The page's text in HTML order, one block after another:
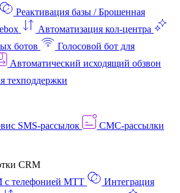
Реактивация базы / Брошенная
Автоматизация кол‑центра
ботов
Голосовой бот для
Автоматический исходящий обзвон
техподдержки
SMS-рассылок
СМС-рассылки
CRM
с телефонией МТТ
Интеграция